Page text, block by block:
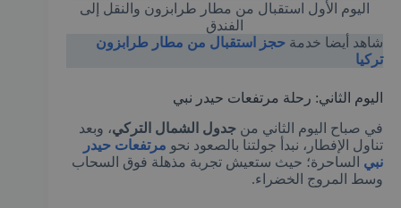
اليوم الأول استقبال من مطار طرابزون والنقل إلى
الفندق
شاهد أيضا خدمة حجز استقبال من مطار طرابزون
تركيا
اليوم الثاني: رحلة مرتفعات حيدر نبي
في صباح اليوم الثاني من جدول الشمال التركي، وبعد
تناول الإفطار، نبدأ جولتنا بالصعود نحو مرتفعات حيدر
نبي الساحرة؛ حيث ستعيش تجربة مذهلة فوق السحاب
وسط المروج الخضراء.